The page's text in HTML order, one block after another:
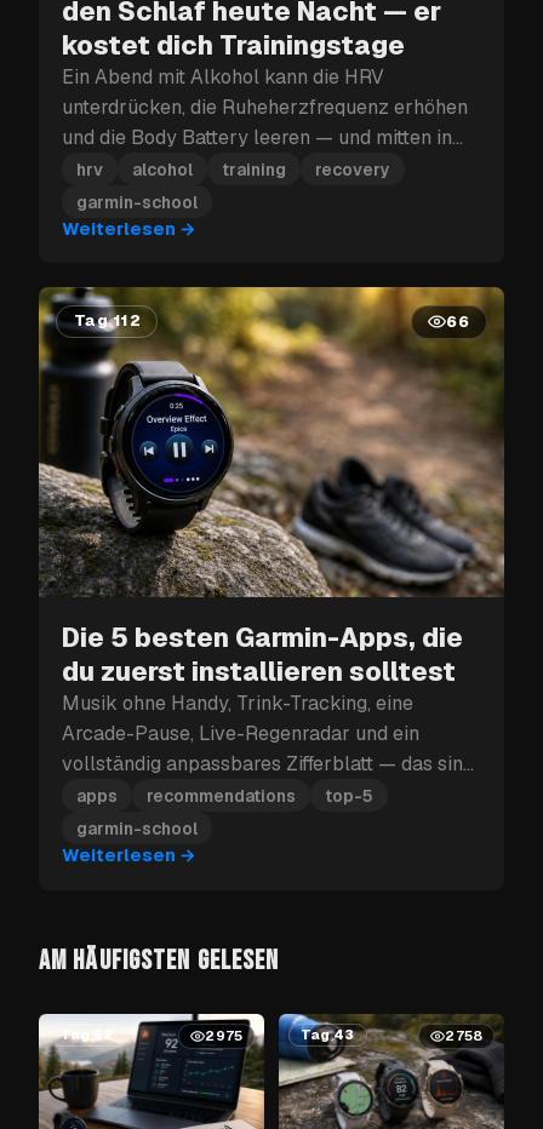
den Schlaf heute Nacht — er
kostet dich Trainingstage
Ein Abend mit Alkohol kann die HRV
unterdrücken, die Ruheherzfrequenz erhöhen
und die Body Battery leeren — und mitten in
einem Trainingsblock kann dieser
Erholungsverlust mehr kosten als nur den
nächsten Tag.
hrv alcohol training
recovery
garmin-school
Weiterlesen →
Tag 112 66
Die 5 besten Garmin-Apps, die
du zuerst installieren solltest
Musik ohne Handy, Trink-Tracking, eine
Arcade-Pause, Live-Regenradar und ein
vollständig anpassbares Zifferblatt — das sind
die fünf Garmin-Apps, die du zuerst
installieren solltest.
apps recommendations
top-5
garmin-school
Weiterlesen →
AM HÄUFIGSTEN GELESEN
Tag 62 2975 Tag 43 2758